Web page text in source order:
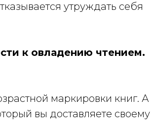
утруждать себя
к овладению чтением.
маркировки книг. А
вы доставляете своему